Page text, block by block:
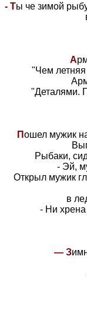
- Ты че зимой
А
"Чем летняя
"Деталями.
Пошел мужик
Рыбаки,
- Эй,
Открыл мужик
в
- Ни хрена
— З